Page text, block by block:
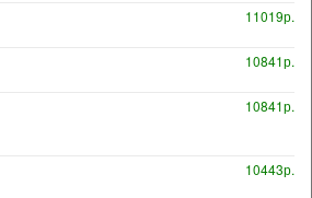
11019р.
10841р.
10841р.
10443р.